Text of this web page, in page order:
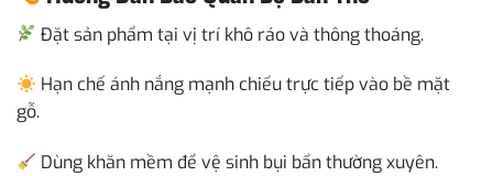
Đặt sản phẩm tại vị trí khô ráo và thông thoáng.
Hạn chế ánh nắng mạnh chiếu trực tiếp vào bề mặt
gỗ.
Dùng khăn mềm để vệ sinh bụi bẩn thường xuyên.